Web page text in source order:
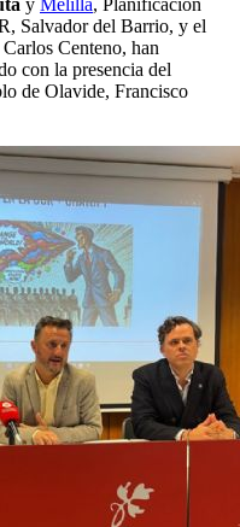
y Melilla, Planificación
Salvador del Barrio, y el
Centeno, han
con la presencia del
de Olavide, Francisco